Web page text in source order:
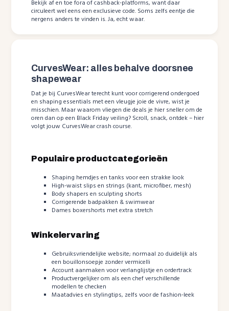
Bekijk af en toe fora of cashback-platforms, want daar
circuleert wel eens een exclusieve code. Soms zelfs eentje die
nergens anders te vinden is. Ja, echt waar.
CurvesWear: alles behalve doorsnee
shapewear
Dat je bij CurvesWear terecht kunt voor corrigerend ondergoed
en shaping essentials met een vleugje joie de vivre, wist je
misschien. Maar waarom vliegen die deals je hier sneller om de
oren dan op een Black Friday veiling? Scroll, snack, ontdek – hier
volgt jouw CurvesWear crash course.
Populaire productcategorieën
Shaping hemdjes en tanks voor een strakke look
High-waist slips en strings (kant, microfiber, mesh)
Body shapers en sculpting shorts
Corrigerende badpakken & swimwear
Dames boxershorts met extra stretch
Winkelervaring
Gebruiksvriendelijke website; normaal zo duidelijk als
een bouillonsoepje zonder vermicelli
Account aanmaken voor verlanglijstje en ordertrack
Productvergelijker om als een chef verschillende
modellen te checken
Maatadvies en stylingtips, zelfs voor de fashion-leek